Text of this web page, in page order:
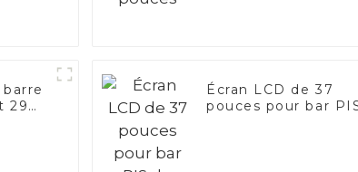
29
Écran LCD de 37
pouces pour bar